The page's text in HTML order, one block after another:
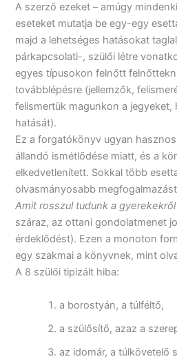
A szerző ezeket – amúgy
eseteket mutatja be egy-egy
majd a lehetséges hatásokat
párkapcsolati-, szülői létre
egyes típusokon felnőtt
továbblépésre (jellemzők,
felismertük magunkon a jegyeket,
hatását).
Ez a forgatókönyv ugyan
állandó ismétlődése miatt, és a
elkedvetlenített. Sokkal több
olvasmányosabb
Amit rosszul tudunk a gyerekekről
száraz, az ottani gondolatmenet
érdeklődést). Ezen a monoton
egy szakmai a könyvnek, mint
A 8 szülői tipizált hiba:
a borostyán, a túlféltő,
a szülősítő, azaz a
az idomár, a túlkövetelő